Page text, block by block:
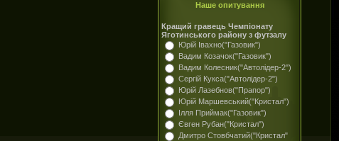
Наше опитування
Кращий гравець Чемпіонату
Яготинського району з футзалу
Юрій Івахно("Газовик")
Вадим Козачок("Газовик")
Вадим Колесник("Автолідер-2")
Сергій Кукса("Автолідер-2")
Юрій Лазебнов("Прапор")
Юрій Маршевський("Кристал")
Ілля Приймак("Газовик")
Євген Рубан("Кристал")
Дмитро Стовбчатий("Кристал"